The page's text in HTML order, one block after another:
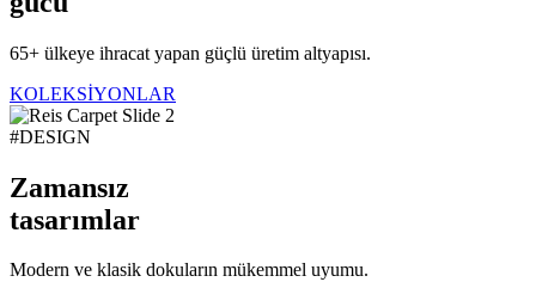
65+ ülkeye ihracat yapan güçlü üretim altyapısı.
KOLEKSİYONLAR
#DESIGN
Zamansız
tasarımlar
Modern ve klasik dokuların mükemmel uyumu.